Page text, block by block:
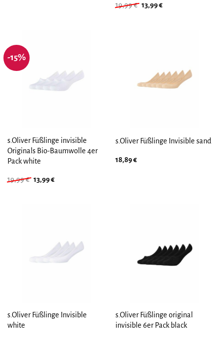
19,99€ Ursprünglicher
13,99€Aktueller
-15%
s.Oliver Füßlinge invisible
Originals Bio-Baumwolle 4er
Pack white
19,99€ Ursprünglicher
13,99€Aktueller
s.Oliver Füßlinge Invisible sand
18,89€
s.Oliver Füßlinge Invisible
white
s.Oliver Füßlinge original
invisible 6er Pack black